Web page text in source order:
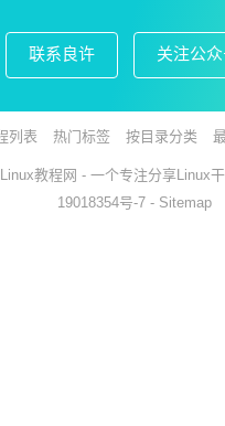
联系良许 关注公
列表 热门标签 按目录分类
教程网 - 一个专注分享Linux
19018354号-7 - Sitemap